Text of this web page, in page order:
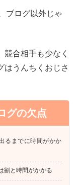
ブログ以外じゃ
合相手も少なく
はうんちくおじさ
グの欠点
るまでに時間がかか
割と時間がかかる